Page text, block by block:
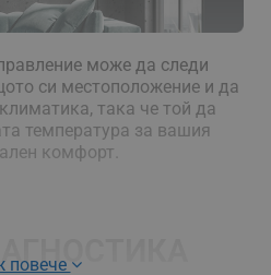
може да следи
си местоположение и да
така че той да
температура за вашия
комфорт.
повече